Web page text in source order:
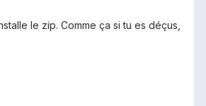
le zip. Comme ça si tu es déçus,